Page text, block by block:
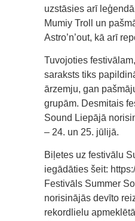
uzstāsies arī
Mumiy Troll un
Astro’n’out, kā arī
Tuvojoties
saraksts tiks
ārzemju, gan
grupām. Desmitais
Sound Liepājā
– 24. un 25. jūlijā.
Biļetes uz festivālu
iegādāties šeit:
Festivāls Summer
norisinājās devīto
rekordlielu